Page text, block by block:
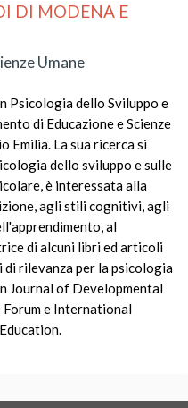
DI MODENA E
Umane
Psicologia dello Sviluppo e
di Educazione e Scienze
Emilia. La sua ricerca si
dello sviluppo e sulle
è interessata alla
agli stili cognitivi, agli
al
di alcuni libri ed articoli
rilevanza per la psicologia
Journal of Developmental
Forum e International